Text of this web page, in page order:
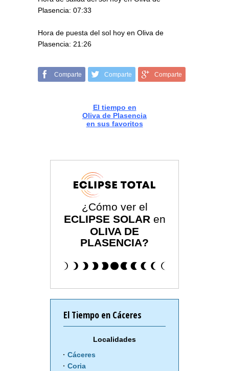
Plasencia: 07:33
Hora de puesta del sol hoy en Oliva de
Plasencia: 21:26
Comparte Comparte Comparte
El tiempo en
Oliva de Plasencia
en sus favoritos
¿Cómo ver el
ECLIPSE SOLAR en
OLIVA DE
PLASENCIA?
El Tiempo en Cáceres
Localidades
Cáceres
Coria